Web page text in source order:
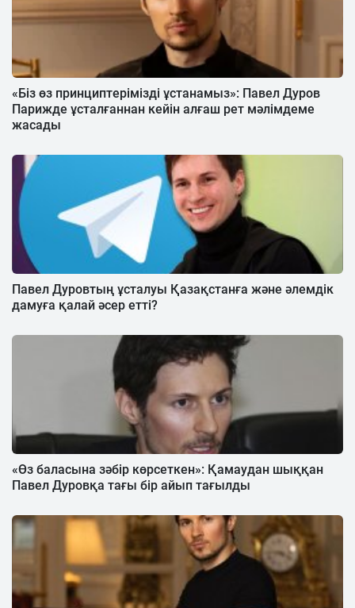
«Біз өз принциптерімізді ұстанамыз»: Павел Дуров
Парижде ұсталғаннан кейін алғаш рет мәлімдеме
жасады
Павел Дуровтың ұсталуы Қазақстанға және әлемдік
дамуға қалай әсер етті?
«Өз баласына зәбір көрсеткен»: Қамаудан шыққан
Павел Дуровқа тағы бір айып тағылды